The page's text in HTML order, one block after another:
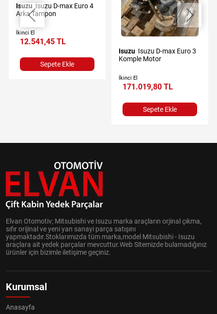
Isuzu
Arka Tampon
İkinci El
12.541,45 TL
Sepete Ekle
Isuzu
Komple Motor
İkinci El
171.019,80 TL
Sepete Ekle
Elvan Otomotiv; Mitsubishi ve Isuzu marka araçların orjinal çıkma,
sıfır orijinal ve yeni yan sanayi parça satışını
yapmaktadır.Stoklarımızda tüm marka,model Mitsubishi - Isuzu
araçlara ait yedek parçalar mevcuttur.Web Sitemizde bulamadığınız
ürünler için bizimle iletişime geçiniz.
Kurumsal
Anasayfa